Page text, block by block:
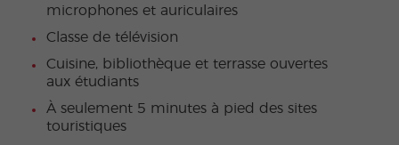
microphones et auriculaires
Classe de télévision
Cuisine, bibliothèque et terrasse ouvertes
aux étudiants
À seulement 5 minutes à pied des sites
touristiques